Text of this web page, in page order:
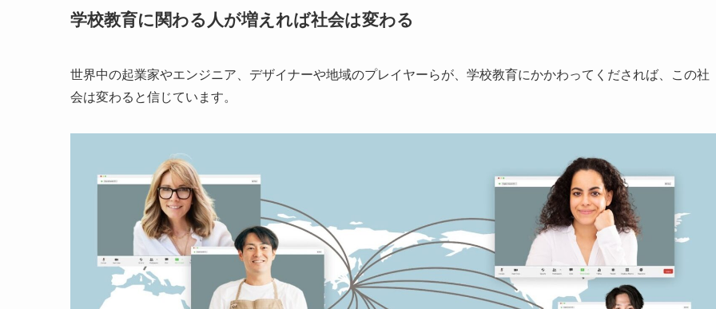
学校教育に関わる人が増えれば社会は変わる
世界中の起業家やエンジニア、デザイナーや地域のプレイヤーらが、学校教育にかかわってくだされば、この社
会は変わると信じています。